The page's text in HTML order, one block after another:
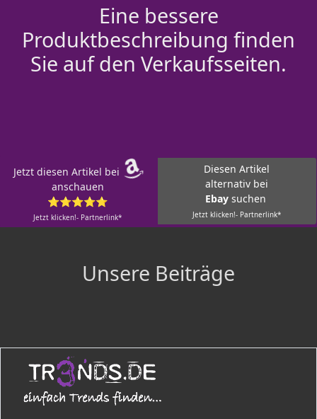
Eine bessere
Produktbeschreibung finden
Sie auf den Verkaufsseiten.
Jetzt diesen Artikel bei
anschauen
⭐⭐⭐⭐⭐
Jetzt klicken!- Partnerlink*
Diesen Artikel
alternativ bei
Ebay suchen
Jetzt klicken!- Partnerlink*
Unsere Beiträge